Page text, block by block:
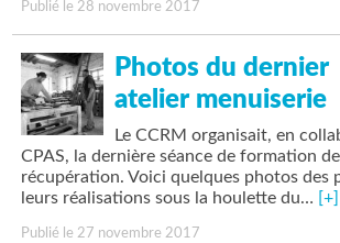
Publié le 28 novembre 2017
Photos du dernier
atelier menuiserie
Le CCRM organisait, en
CPAS, la dernière séance de formation
récupération. Voici quelques photos des
leurs réalisations sous la houlette du… [+]
Publié le 27 novembre 2017